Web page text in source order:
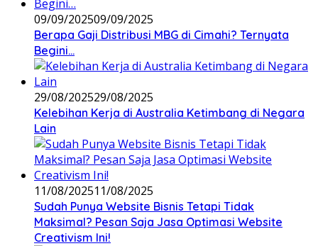
09/09/202509/09/2025
Berapa Gaji Distribusi MBG di Cimahi? Ternyata
Begini…
29/08/202529/08/2025
Kelebihan Kerja di Australia Ketimbang di Negara
Lain
11/08/202511/08/2025
Sudah Punya Website Bisnis Tetapi Tidak
Maksimal? Pesan Saja Jasa Optimasi Website
Creativism Ini!